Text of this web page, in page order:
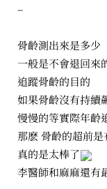
–
骨齡測出來是多少
一般是不會退回來
追蹤骨齡的目的
如果骨齡沒有持續
慢慢的等實際年齡
那麽 骨齡的超前是
真的是太棒了
李醫師和麻麻還有